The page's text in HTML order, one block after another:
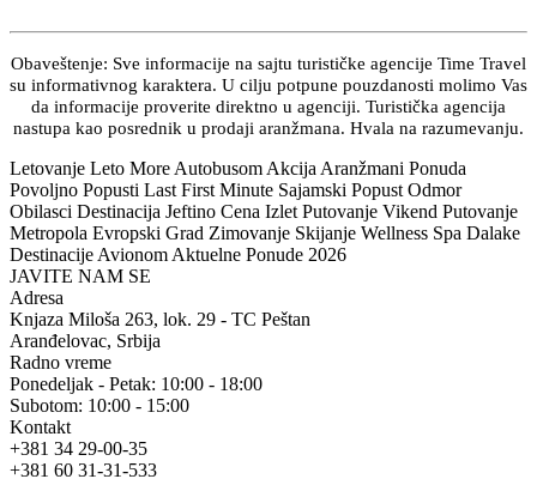
Obaveštenje: Sve informacije na sajtu turističke agencije Time Travel
su informativnog karaktera. U cilju potpune pouzdanosti molimo Vas
da informacije proverite direktno u agenciji. Turistička agencija
nastupa kao posrednik u prodaji aranžmana. Hvala na razumevanju.
Letovanje Leto More Autobusom Akcija Aranžmani Ponuda
Povoljno Popusti Last First Minute Sajamski Popust Odmor
Obilasci Destinacija Jeftino Cena Izlet Putovanje Vikend Putovanje
Metropola Evropski Grad Zimovanje Skijanje Wellness Spa Dalake
Destinacije Avionom Aktuelne Ponude 2026
JAVITE NAM SE
Adresa
Knjaza Miloša 263, lok. 29 - TC Peštan
Aranđelovac, Srbija
Radno vreme
Ponedeljak - Petak: 10:00 - 18:00
Subotom: 10:00 - 15:00
Kontakt
+381 34 29-00-35
+381 60 31-31-533